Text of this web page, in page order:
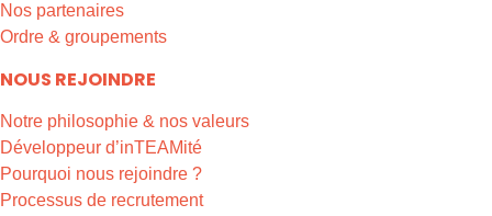
Nos partenaires
Ordre & groupements
NOUS REJOINDRE
Notre philosophie & nos valeurs
Développeur d’inTEAMité
Pourquoi nous rejoindre ?
Processus de recrutement